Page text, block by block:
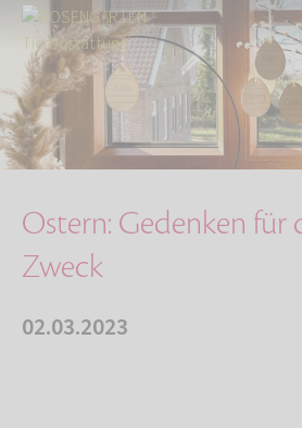
Start Über uns
Aktuelles
Ostern: Gedenken für den guten Zweck
Ostern: Gedenken für
Zweck
02.03.2023